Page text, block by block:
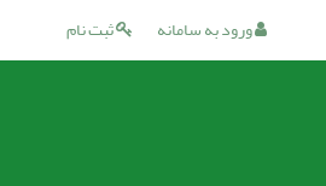
ثبت نام ورود به سامانه